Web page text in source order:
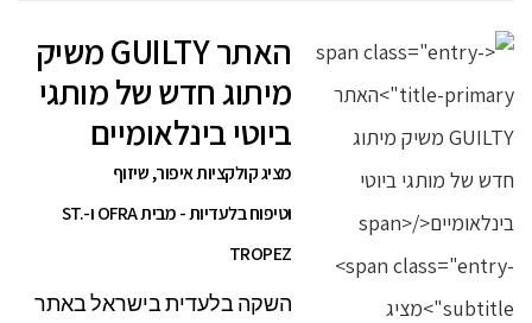
האתר GUILTY משיק
מיתוג חדש של מותגי
ביוטי בינלאומיים
מציג קולקציות איפור, שיזוף
וטיפוח בלעדיות - מבית OFRA ו-ST.
TROPEZ
השקה בלעדית בישראל באתר